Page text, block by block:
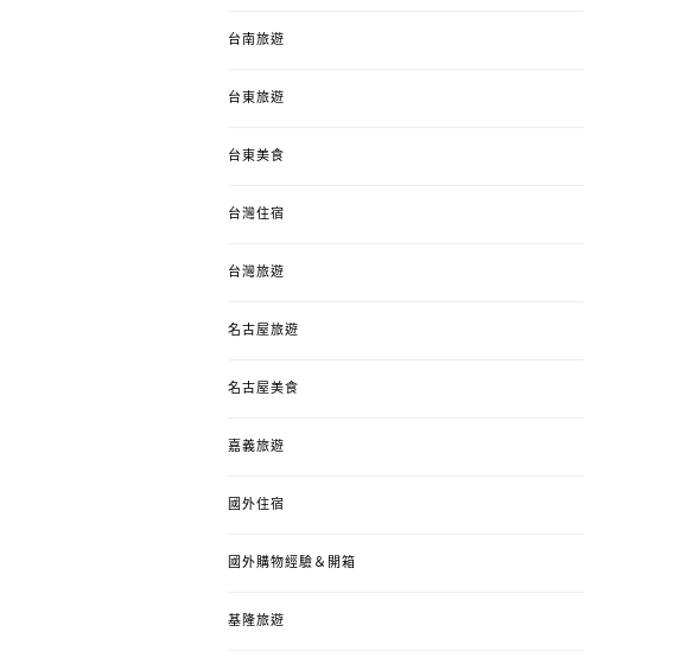
台南旅遊
台東旅遊
台東美食
台灣住宿
台灣旅遊
名古屋旅遊
名古屋美食
嘉義旅遊
國外住宿
國外購物經驗＆開箱
基隆旅遊